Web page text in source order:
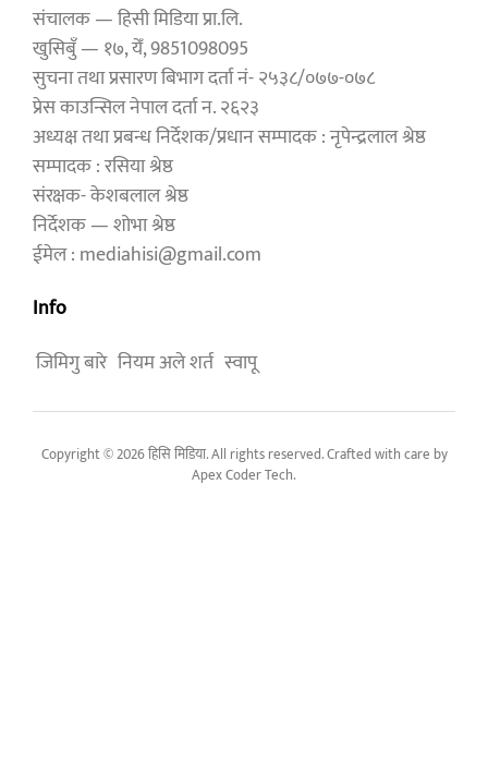
संचालक — हिसी मिडिया प्रा.लि.
खुसिबुँ — १७, येँ, 9851098095
सुचना तथा प्रसारण बिभाग दर्ता नं- २५३८/०७७-०७८
प्रेस काउन्सिल नेपाल दर्ता न. २६२३
अध्यक्ष तथा प्रबन्ध निर्देशक/प्रधान सम्पादक : नृपेन्द्रलाल श्रेष्ठ
सम्पादक : रसिया श्रेष्ठ
संरक्षक- केशबलाल श्रेष्ठ
निर्देशक — शोभा श्रेष्ठ
ईमेल : mediahisi@gmail.com
Info
जिमिगु बारे नियम अले शर्त स्वापू
Copyright © 2026 हिसि मिडिया. All rights reserved. Crafted with care by
Apex Coder Tech.